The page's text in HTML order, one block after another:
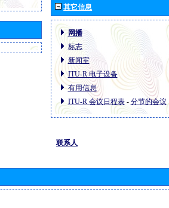
其它信息
网播
标志
新闻室
ITU-R 电子设备
有用信息
ITU-R 会议日程表- 分节的会议
联系人